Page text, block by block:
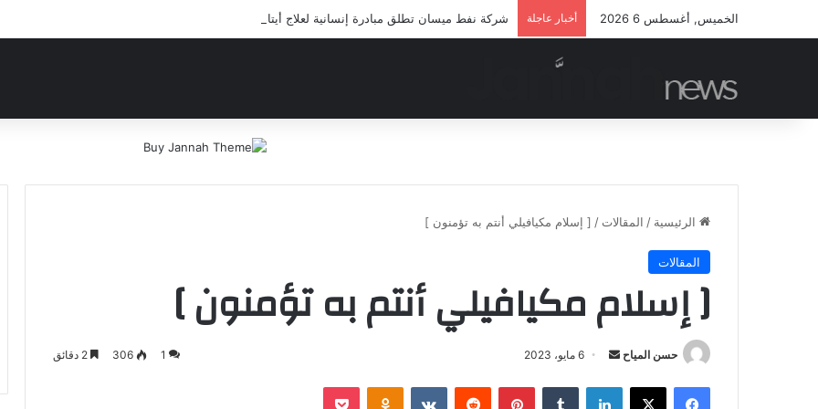
الخميس, أغسطس 6 2026 أخبار عاجلة شركة نفط ميسان تطلق مبادرة إنسانية لعلاج أيتام مدرسة كافل اليتيم
الرئيسية / المقالات / [ إسلام مكيافيلي أنتم به تؤمنون ]
المقالات
[ إسلام مكيافيلي أنتم به تؤمنون ]
حسن المياح
أرسل
إلكترونيا
6 مايو، 2023 1
306
فيسبوك ‫X لينكدإن بينتيريست Odnoklassniki
‫Pocket